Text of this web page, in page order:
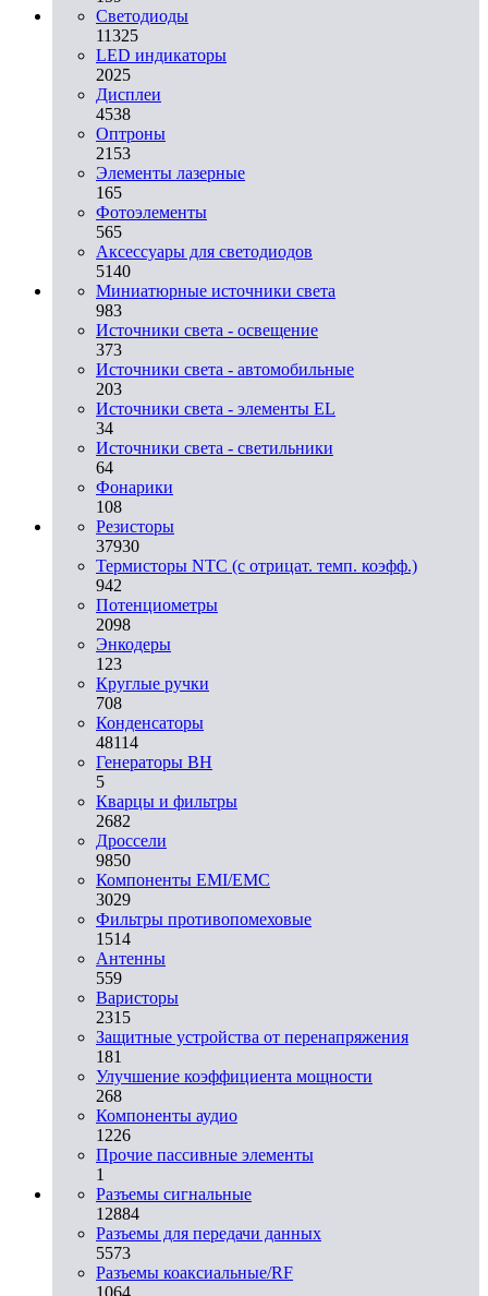
Светодиоды
11325
LED индикаторы
2025
Дисплеи
4538
Оптроны
2153
Элементы лазерные
165
Фотоэлементы
565
Аксессуары для светодиодов
5140
Миниатюрные источники света
983
Источники света - освещение
373
Источники света - автомобильные
203
Источники света - элементы EL
34
Источники света - светильники
64
Фонарики
108
Резисторы
37930
Термисторы NTC (с отрицат. темп. коэфф.)
942
Потенциометры
2098
Энкодеры
123
Круглые ручки
708
Конденсаторы
48114
Генераторы ВН
5
Кварцы и фильтры
2682
Дроссели
9850
Компоненты EMI/EMC
3029
Фильтры противопомеховые
1514
Антенны
559
Варисторы
2315
Защитные устройства от перенапряжения
181
Улучшение коэффициента мощности
268
Компоненты аудио
1226
Прочие пассивные элементы
1
Разъeмы сигнальные
12884
Разъeмы для передачи данных
5573
Разъeмы коаксиальные/RF
1064